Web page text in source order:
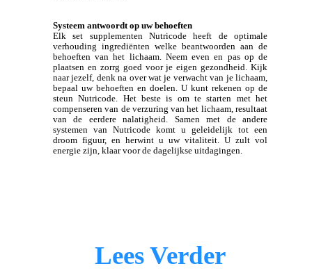
Systeem antwoordt op uw behoeften
Elk set supplementen Nutricode heeft de optimale
verhouding ingrediënten welke beantwoorden aan de
behoeften van het lichaam. Neem even en pas op de
plaatsen en zorrg goed voor je eigen gezondheid. Kijk
naar jezelf, denk na over wat je verwacht van je lichaam,
bepaal uw behoeften en doelen. U kunt rekenen op de
steun Nutricode. Het beste is om te starten met het
compenseren van de verzuring van het lichaam, resultaat
van de eerdere nalatigheid. Samen met de andere
systemen van Nutricode komt u geleidelijk tot een
droom figuur, en herwint u uw vitaliteit. U zult vol
energie zijn, klaar voor de dagelijkse uitdagingen.
Lees Verder